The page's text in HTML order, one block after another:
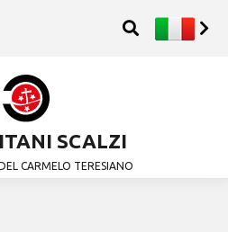
SCALZI
CARMELO TERESIANO